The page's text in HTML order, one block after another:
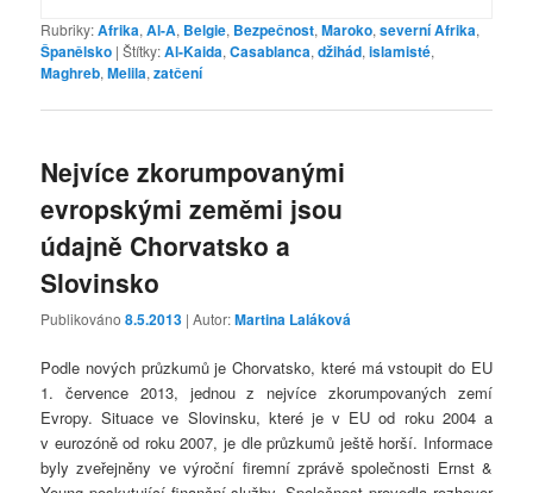
Rubriky:Afrika,Al-A, Belgie, Bezpečnost,Maroko,severní Afrika,
Španělsko |Štítky:Al-Kaida,Casablanca,džihád,islamisté,
Maghreb,Melila,zatčení
Nejvíce zkorumpovanými
evropskými zeměmi jsou
údajně Chorvatsko a
Slovinsko
Publikováno8.5.2013 | Autor:Martina Laláková
Podle nových průzkumů je Chorvatsko, které má vstoupit do EU
1. července 2013, jednou z nejvíce zkorumpovaných zemí
Evropy. Situace ve Slovinsku, které je v EU od roku 2004 a
v eurozóně od roku 2007, je dle průzkumů ještě horší. Informace
byly zveřejněny ve výroční firemní zprávě společnosti Ernst &